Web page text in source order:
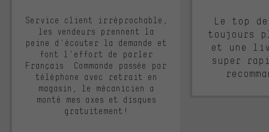
Service client irréprochable,
les vendeurs prennent la
peine d'écouter la demande et
font l'effort de parler
Français. Commande passée par
téléphone avec retrait en
magasin, le mécanicien a
monté mes axes et disques
gratuitement!
Le top
toujours
et une
super